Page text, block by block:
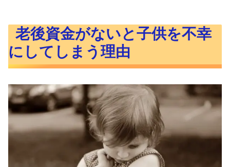
老後資金がないと子供を不幸
にしてしまう理由